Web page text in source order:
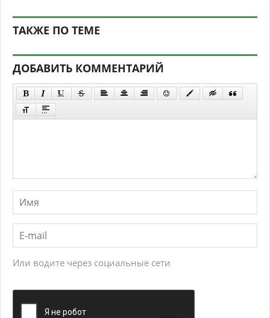
ТАКЖЕ ПО ТЕМЕ
ДОБАВИТЬ КОММЕНТАРИЙ
Или водите через социальные сети